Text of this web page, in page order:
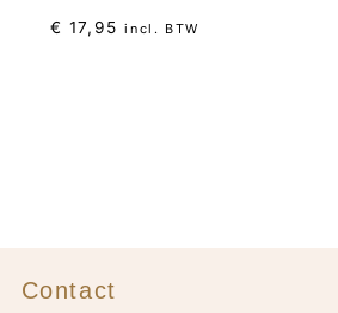
€ 17,95 incl. BTW
Contact